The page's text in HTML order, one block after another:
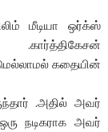
மீடியா ஒர்க்ஸ்
கதையின்
.அதில் அவர்
நடிகராக அவர்